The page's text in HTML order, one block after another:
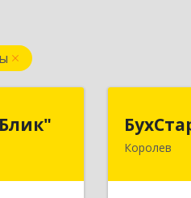
г,
Королев